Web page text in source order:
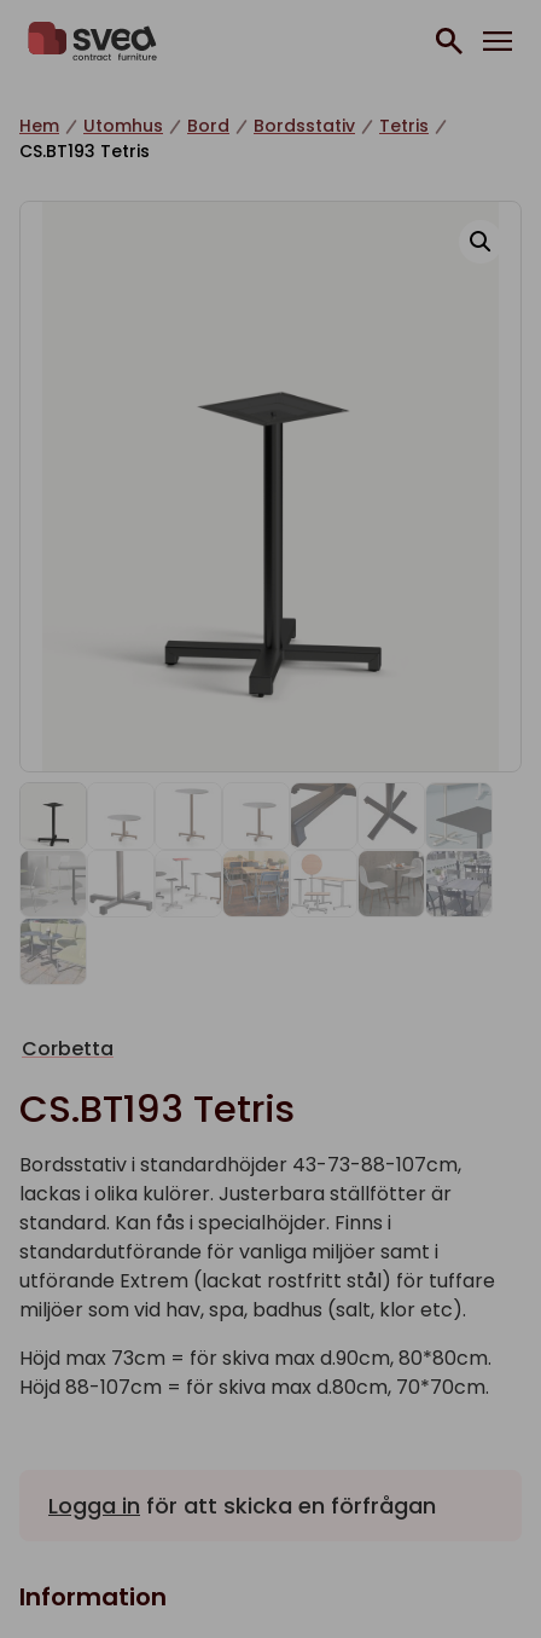
Hem Utomhus Bord Bordsstativ
Tetris
CS.BT193 Tetris
Corbetta
CS.BT193 Tetris
Bordsstativ i standardhöjder 43-73-88-107cm,
lackas i olika kulörer. Justerbara ställfötter är
standard. Kan fås i specialhöjder. Finns i
standardutförande för vanliga miljöer samt i
utförande Extrem (lackat rostfritt stål) för tuffare
miljöer som vid hav, spa, badhus (salt, klor etc).
Höjd max 73cm = för skiva max d.90cm, 80*80cm.
Höjd 88-107cm = för skiva max d.80cm, 70*70cm.
Logga in för att skicka en förfrågan
Information